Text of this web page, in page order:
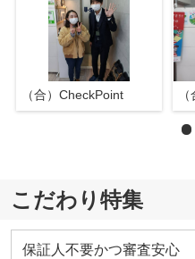
（合）CheckPoint
こだわり特集
保証人不要かつ審査安心